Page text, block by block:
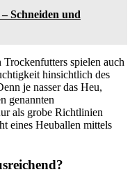
Schneiden und
Trockenfutters spielen auch
hinsichtlich des
je nasser das Heu,
genannten
als grobe Richtlinien
eines Heuballen mittels